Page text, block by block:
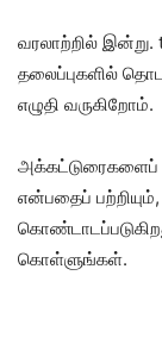
வரலாற்றில்
தலைப்புகளில்
எழுதி வருகிறோம்.
அக்கட்டுரைகளைப்
என்பதைப்
கொள்ளுங்கள்.